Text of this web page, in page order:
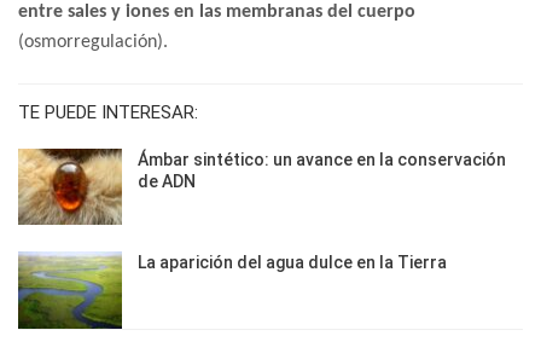
entre sales y iones en las membranas del cuerpo
(osmorregulación).
TE PUEDE INTERESAR:
Ámbar sintético: un avance en la conservación
de ADN
La aparición del agua dulce en la Tierra